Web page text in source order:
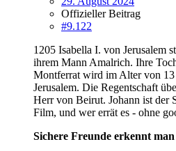
Offizieller Beitrag
#9.122
1205 Isabella I. von Jerusalem
ihrem Mann Amalrich. Ihre
Montferrat wird im Alter von
Jerusalem. Die Regentschaft
Herr von Beirut. Johann ist der
Film, und wer errät es - ohne
Sichere Freunde erkennt